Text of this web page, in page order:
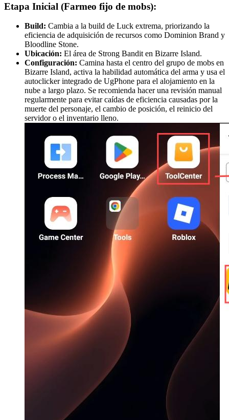
Etapa Inicial (Farmeo fijo de mobs):
Build: Cambia a la build de Luck extrema, priorizando la
eficiencia de adquisición de recursos como Dominion Brand y
Bloodline Stone.
Ubicación: El área de Strong Bandit en Bizarre Island.
Configuración: Camina hasta el centro del grupo de mobs en
Bizarre Island, activa la habilidad automática del arma y usa el
autoclicker integrado de UgPhone para el alojamiento en la
nube a largo plazo. Se recomienda hacer una revisión manual
regularmente para evitar caídas de eficiencia causadas por la
muerte del personaje, el cambio de posición, el reinicio del
servidor o el inventario lleno.